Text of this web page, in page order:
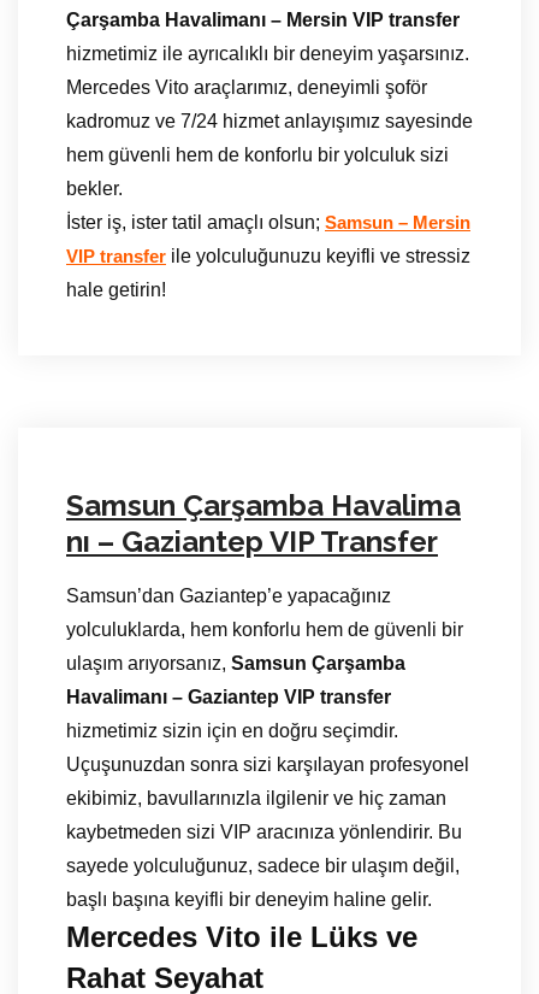
Çarşamba Havalimanı – Mersin VIP transfer
hizmetimiz ile ayrıcalıklı bir deneyim yaşarsınız.
Mercedes Vito araçlarımız, deneyimli şoför
kadromuz ve 7/24 hizmet anlayışımız sayesinde
hem güvenli hem de konforlu bir yolculuk sizi
bekler.
İster iş, ister tatil amaçlı olsun; Samsun – Mersin
VIP transfer ile yolculuğunuzu keyifli ve stressiz
hale getirin!
Samsun Çarşamba Havalima
nı – Gaziantep VIP Transfer
Samsun’dan Gaziantep’e yapacağınız
yolculuklarda, hem konforlu hem de güvenli bir
ulaşım arıyorsanız, Samsun Çarşamba
Havalimanı – Gaziantep VIP transfer
hizmetimiz sizin için en doğru seçimdir.
Uçuşunuzdan sonra sizi karşılayan profesyonel
ekibimiz, bavullarınızla ilgilenir ve hiç zaman
kaybetmeden sizi VIP aracınıza yönlendirir. Bu
sayede yolculuğunuz, sadece bir ulaşım değil,
başlı başına keyifli bir deneyim haline gelir.
Mercedes Vito ile Lüks ve
Rahat Seyahat